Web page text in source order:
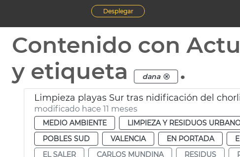
Desplegar
Contenido con
y etiqueta dana .
Limpieza playas Sur tras nidificación del
modificado hace 11 meses
MEDIO AMBIENTE LIMPIEZA Y RESIDUOS
POBLES SUD
VALENCIA EN PORTADA
EL SALER
CARLOS MUNDINA RESIDUS